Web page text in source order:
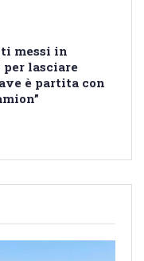
messi in
lasciare
è partita con